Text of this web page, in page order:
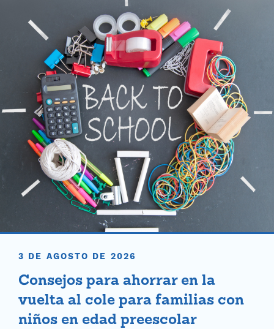
3 DE AGOSTO DE 2026
Consejos para ahorrar en la
vuelta al cole para familias con
niños en edad preescolar